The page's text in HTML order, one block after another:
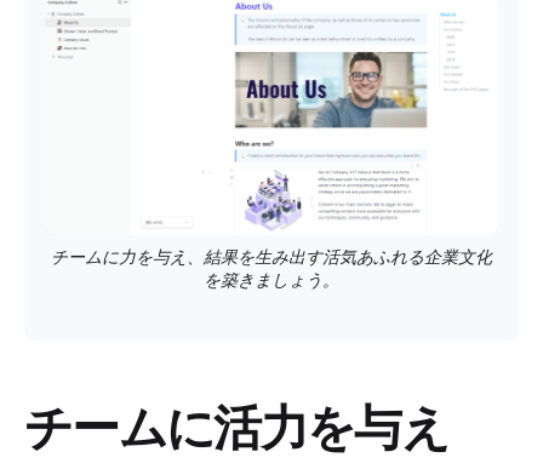
チームに力を与え、結果を生み出す活気あふれる企業文化
を築きましょう。
チームに活力を与え